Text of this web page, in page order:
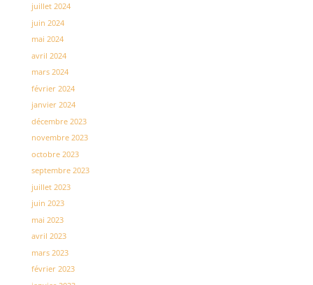
juillet 2024
juin 2024
mai 2024
avril 2024
mars 2024
février 2024
janvier 2024
décembre 2023
novembre 2023
octobre 2023
septembre 2023
juillet 2023
juin 2023
mai 2023
avril 2023
mars 2023
février 2023